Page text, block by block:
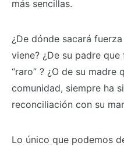
más sencillas.
¿De dónde sacará
viene? ¿De su padre
“raro” ? ¿O de su madre
comunidad, siempre ha
reconciliación con su
Lo único que podemos